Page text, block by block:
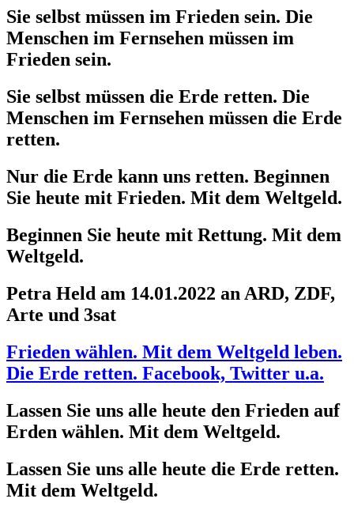
Sie selbst müssen im Frieden sein. Die
Menschen im Fernsehen müssen im
Frieden sein.
Sie selbst müssen die Erde retten. Die
Menschen im Fernsehen müssen die Erde
retten.
Nur die Erde kann uns retten. Beginnen
Sie heute mit Frieden. Mit dem Weltgeld.
Beginnen Sie heute mit Rettung. Mit dem
Weltgeld.
Petra Held am 14.01.2022 an ARD, ZDF,
Arte und 3sat
Frieden wählen. Mit dem Weltgeld leben.
Die Erde retten. Facebook, Twitter u.a.
Lassen Sie uns alle heute den Frieden auf
Erden wählen. Mit dem Weltgeld.
Lassen Sie uns alle heute die Erde retten.
Mit dem Weltgeld.